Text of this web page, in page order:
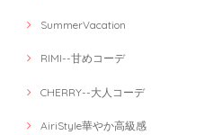
SummerVacation
RIMI--甘めコーデ
CHERRY--大人コーデ
AiriStyle華やか高級感